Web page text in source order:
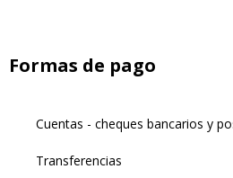
Formas de pago
Cuentas - cheques bancarios y
Transferencias